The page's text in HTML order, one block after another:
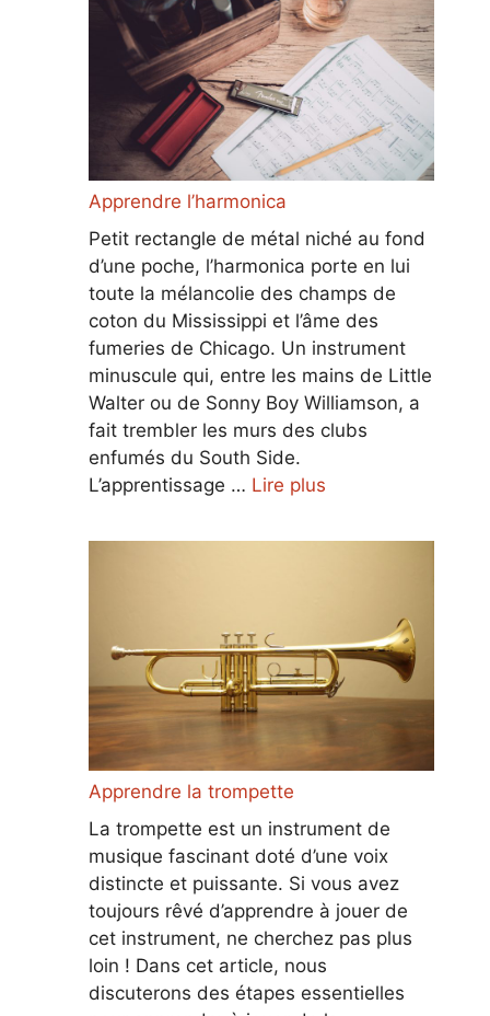
Apprendre l’harmonica
Petit rectangle de métal niché au fond
d’une poche, l’harmonica porte en lui
toute la mélancolie des champs de
coton du Mississippi et l’âme des
fumeries de Chicago. Un instrument
minuscule qui, entre les mains de Little
Walter ou de Sonny Boy Williamson, a
fait trembler les murs des clubs
enfumés du South Side.
L’apprentissage … Lire plus
Apprendre la trompette
La trompette est un instrument de
musique fascinant doté d’une voix
distincte et puissante. Si vous avez
toujours rêvé d’apprendre à jouer de
cet instrument, ne cherchez pas plus
loin ! Dans cet article, nous
discuterons des étapes essentielles